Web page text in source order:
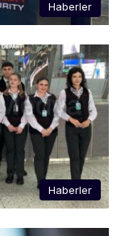
Haberler
Haberler